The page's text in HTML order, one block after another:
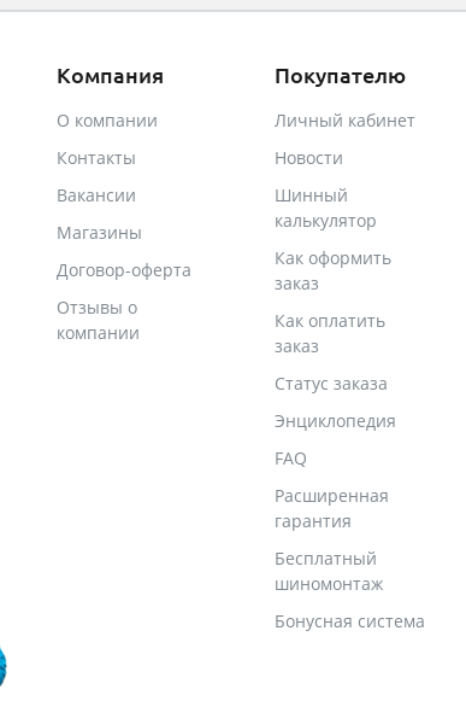
Компания
О компании
Контакты
Вакансии
Магазины
Договор-оферта
Отзывы о
компании
Покупателю
Личный кабинет
Новости
Шинный
калькулятор
Как оформить
заказ
Как оплатить
заказ
Статус заказа
Энциклопедия
FAQ
Расширенная
гарантия
Бесплатный
шиномонтаж
Бонусная система